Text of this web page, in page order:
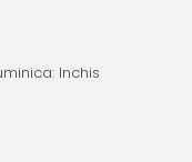
Inchis